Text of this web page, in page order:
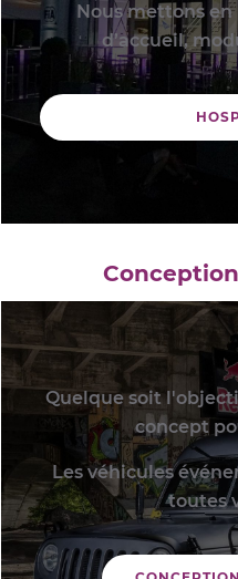
Nous mettons
d’accueil,
Quelque soit
concept
Les véhicules
toutes